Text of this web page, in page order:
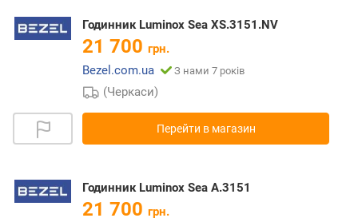
Годинник Luminox Sea XS.3151.NV
21 700 грн.
Bezel.com.ua
З нами 7 років
(Черкаси)
Перейти в магазин
Годинник Luminox Sea A.3151
21 700 грн.